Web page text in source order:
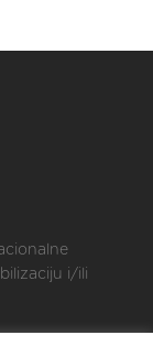
i/ili